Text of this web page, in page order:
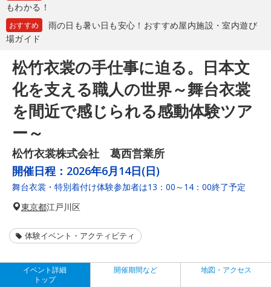
もわかる！
おすすめ
雨の日も暑い日も安心！おすすめ屋内施設・室内遊び
場ガイド
松竹衣裳の手仕事に迫る。日本文
化を支える職人の世界～舞台衣裳
を間近で感じられる感動体験ツア
ー～
松竹衣裳株式会社 葛西営業所
開催日程： 2026年6月14日(日)
舞台衣裳・特別着付け体験参加者は13：00～14：00終了予定
東京都江戸川区
体験イベント・アクティビティ
イベント詳細
トップ
開催期間など 地図・アクセス